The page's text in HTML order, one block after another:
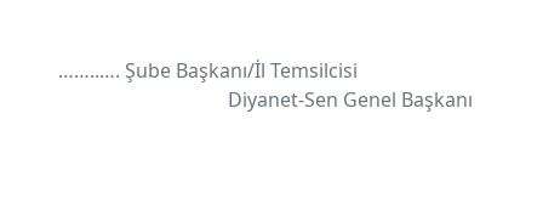
……..…. Şube Başkanı/İl Temsilcisi
Diyanet-Sen Genel Başkanı